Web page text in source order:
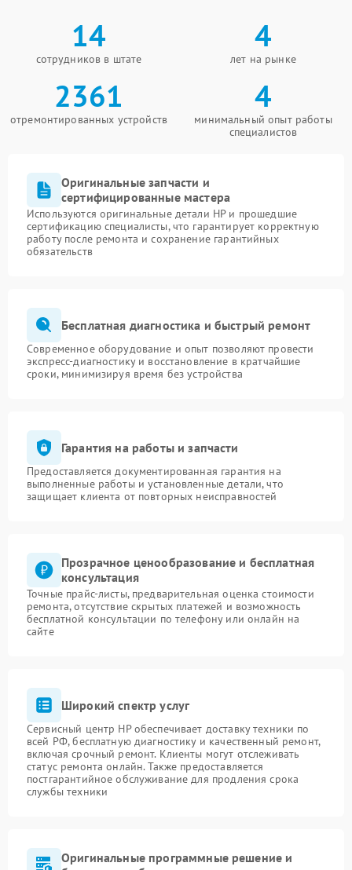
14
сотрудников в штате
4
лет на рынке
2361
отремонтированных устройств
4
минимальный опыт работы
специалистов
Оригинальные запчасти и
сертифицированные мастера
Используются оригинальные детали HP и прошедшие
сертификацию специалисты, что гарантирует корректную
работу после ремонта и сохранение гарантийных
обязательств
Бесплатная диагностика и быстрый ремонт
Современное оборудование и опыт позволяют провести
экспресс-диагностику и восстановление в кратчайшие
сроки, минимизируя время без устройства
Гарантия на работы и запчасти
Предоставляется документированная гарантия на
выполненные работы и установленные детали, что
защищает клиента от повторных неисправностей
Прозрачное ценообразование и бесплатная
консультация
Точные прайс-листы, предварительная оценка стоимости
ремонта, отсутствие скрытых платежей и возможность
бесплатной консультации по телефону или онлайн на
сайте
Широкий спектр услуг
Сервисный центр HP обеспечивает доставку техники по
всей РФ, бесплатную диагностику и качественный ремонт,
включая срочный ремонт. Клиенты могут отслеживать
статус ремонта онлайн. Также предоставляется
постгарантийное обслуживание для продления срока
службы техники
Оригинальные программные решение и